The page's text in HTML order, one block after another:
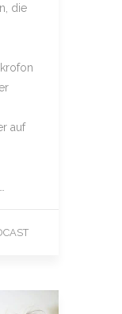
die
auf